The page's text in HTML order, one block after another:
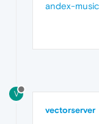
andex-
V
vectorserver